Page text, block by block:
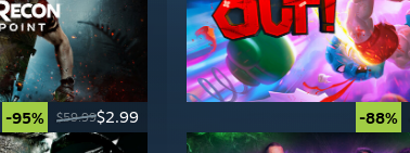
-95% $59.99$2.99 -88%